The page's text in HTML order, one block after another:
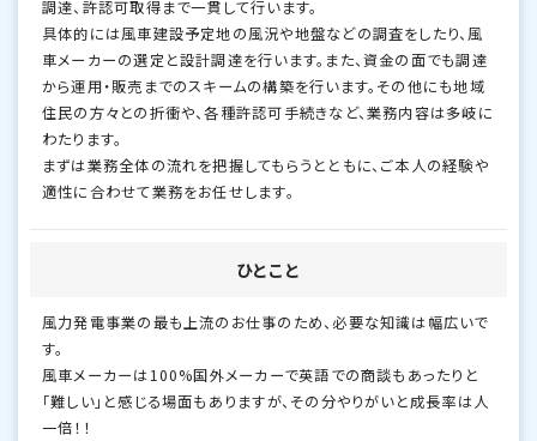
調達、許認可取得まで一貫して行います。
具体的には風車建設予定地の風況や地盤などの調査をしたり、風
車メーカーの選定と設計調達を行います。また、資金の面でも調達
から運用・販売までのスキームの構築を行います。その他にも地域
住民の方々との折衝や、各種許認可手続きなど、業務内容は多岐に
わたります。
まずは業務全体の流れを把握してもらうとともに、ご本人の経験や
適性に合わせて業務をお任せします。
ひとこと
風力発電事業の最も上流のお仕事のため、必要な知識は幅広いで
す。
風車メーカーは100%国外メーカーで英語での商談もあったりと
「難しい」と感じる場面もありますが、その分やりがいと成長率は人
一倍！！